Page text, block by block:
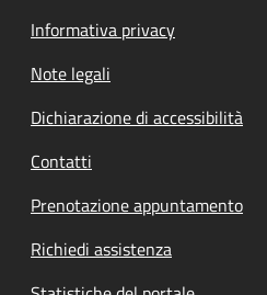
Informativa privacy
Note legali
Dichiarazione di accessibilità
Contatti
Prenotazione appuntamento
Richiedi assistenza